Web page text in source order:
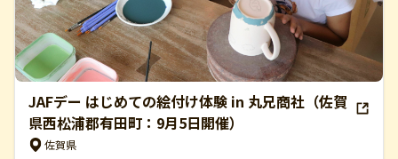
JAFデー はじめての絵付け体験 in 丸兄商社（佐賀
県西松浦郡有田町：9月5日開催）
佐賀県